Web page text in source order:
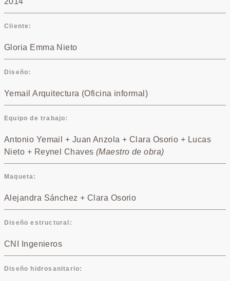
Cliente
Gloria Emma Nieto
Diseño
Yemail Arquitectura (Oficina informal)
Equipo de trabajo
Antonio Yemail + Juan Anzola + Clara Osorio + Lucas
Nieto + Reynel Chaves (Maestro de obra)
Maqueta
Alejandra Sánchez + Clara Osorio
Diseño estructural
CNI Ingenieros
Diseño hidrosanitario